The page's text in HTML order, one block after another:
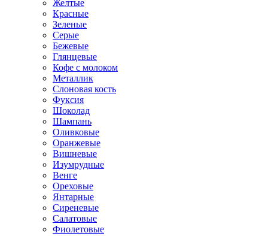
Желтые
Красные
Зеленые
Серые
Бежевые
Глянцевые
Кофе с молоком
Металлик
Слоновая кость
Фуксия
Шоколад
Шампань
Оливковые
Оранжевые
Вишневые
Изумрудные
Венге
Ореховые
Янтарные
Сиреневые
Салатовые
Фиолетовые